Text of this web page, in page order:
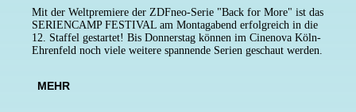
Mit der Weltpremiere der ZDFneo-Serie "Back for More" ist das
SERIENCAMP FESTIVAL am Montagabend erfolgreich in die
12. Staffel gestartet! Bis Donnerstag können im Cinenova Köln-
Ehrenfeld noch viele weitere spannende Serien geschaut werden.
MEHR